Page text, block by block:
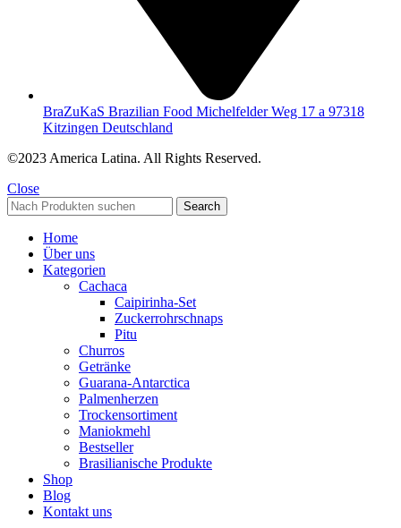
BraZuKaS Brazilian Food Michelfelder Weg 17 a 97318
Kitzingen Deutschland
©2023 America Latina. All Rights Reserved.
Close
Search
Home
Über uns
Kategorien
Cachaca
Caipirinha-Set
Zuckerrohrschnaps
Pitu
Churros
Getränke
Guarana-Antarctica
Palmenherzen
Trockensortiment
Maniokmehl
Bestseller
Brasilianische Produkte
Shop
Blog
Kontakt uns